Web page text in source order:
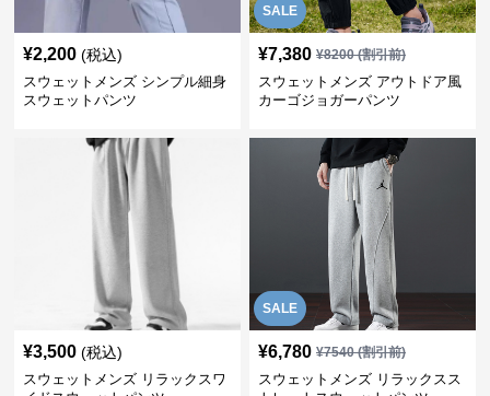
¥2,200 (税込)
スウェットメンズ シンプル細身
スウェットパンツ
SALE
¥7,380 ¥8200(割引前)
スウェットメンズ アウトドア風
カーゴジョガーパンツ
¥3,500 (税込)
スウェットメンズ リラックスワ
SALE
¥6,780 ¥7540(割引前)
スウェットメンズ リラックスス